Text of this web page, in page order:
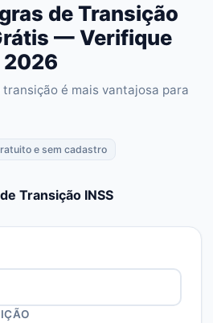
de Transição
— Verifique
2026
é mais vantajosa para
e sem cadastro
Transição INSS